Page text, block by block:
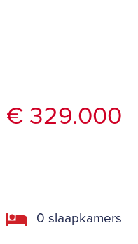
€ 329.000
0 slaapkamers